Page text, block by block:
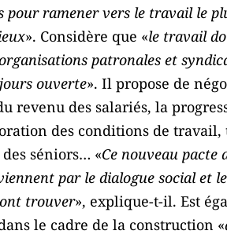
pour ramener vers le travail le
». Considère que «le travail
patronales et
ouverte». Il propose de
revenu des salariés, la
des conditions de travail,
séniors… «Ce nouveau pacte
par le dialogue social et
trouver», explique-t-il. Est
le cadre de la construction «